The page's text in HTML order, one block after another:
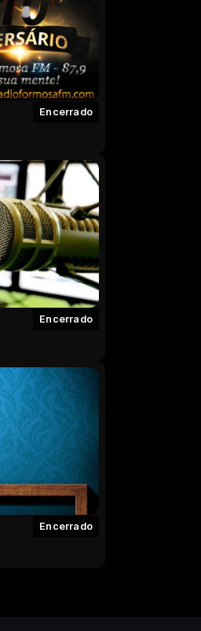
Encerrado
Encerrado
Encerrado